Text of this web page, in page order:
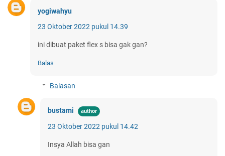
yogiwahyu
23 Oktober 2022 pukul 14.39
ini dibuat paket flex s bisa gak gan?
Balas
Balasan
bustami
23 Oktober 2022 pukul 14.42
Insya Allah bisa gan